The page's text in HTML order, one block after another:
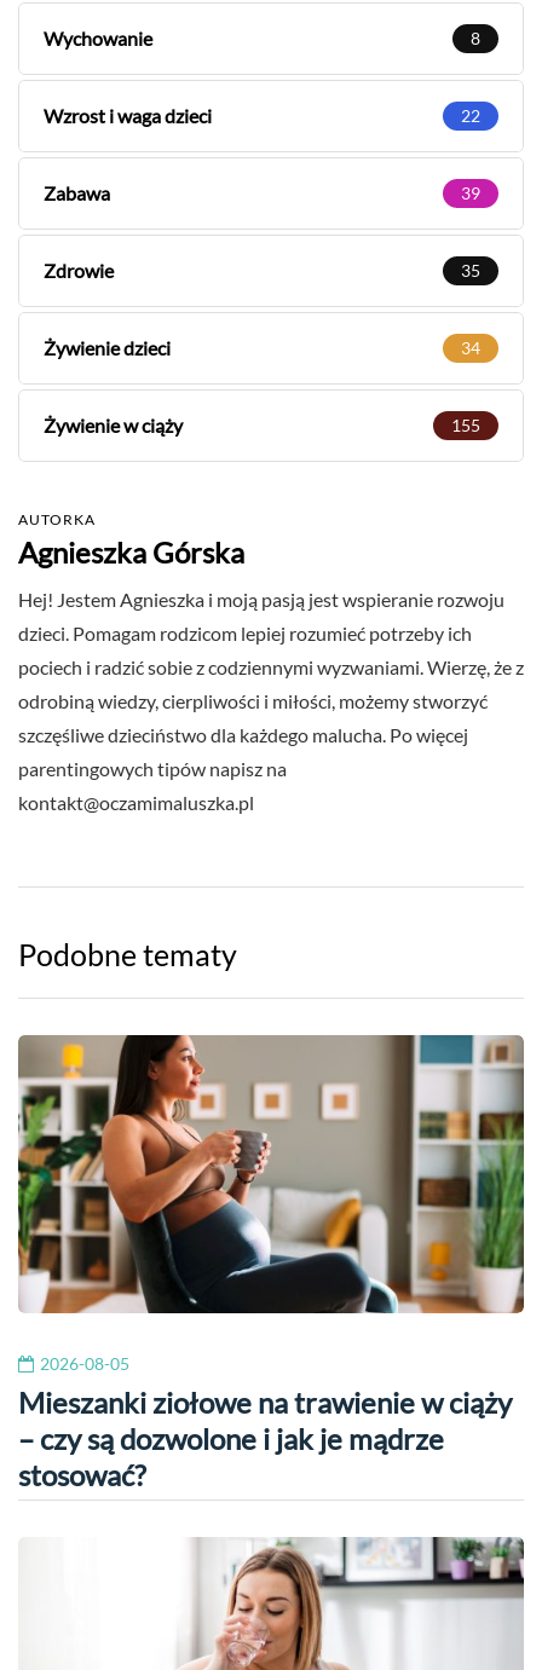
Wychowanie 8
Wzrost i waga dzieci 22
Zabawa 39
Zdrowie 35
Żywienie dzieci 34
Żywienie w ciąży 155
AUTORKA
Agnieszka Górska
Hej! Jestem Agnieszka i moją pasją jest wspieranie rozwoju
dzieci. Pomagam rodzicom lepiej rozumieć potrzeby ich
pociech i radzić sobie z codziennymi wyzwaniami. Wierzę, że z
odrobiną wiedzy, cierpliwości i miłości, możemy stworzyć
szczęśliwe dzieciństwo dla każdego malucha. Po więcej
parentingowych tipów napisz na
kontakt@oczamimaluszka.pl
Podobne tematy
2026-08-05
Mieszanki ziołowe na trawienie w ciąży
– czy są dozwolone i jak je mądrze
stosować?